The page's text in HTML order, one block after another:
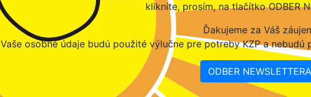
kliknite, prosím, na tlačítko ODBER
Ďakujeme za Váš
Vaše osobné údaje budú použité výlučne pre potreby KZP a
ODBER NEWSLETTERA